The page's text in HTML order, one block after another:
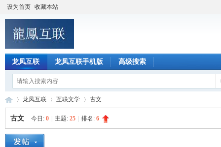
设为首页 收藏本站
龙凤互联 龙凤互联手机版 高级搜索
»
龙凤互联 互联文学 古文
古文 今日: 0 主题: 25 排名: 6